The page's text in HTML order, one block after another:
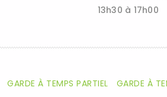
13h30 à 17h00
GARDE À TEMPS PARTIEL GARDE À